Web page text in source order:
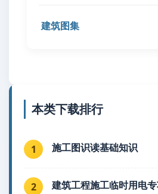
建筑图集
本类下载排行
1 施工图识读基础知识
2 建筑工程施工临时用电